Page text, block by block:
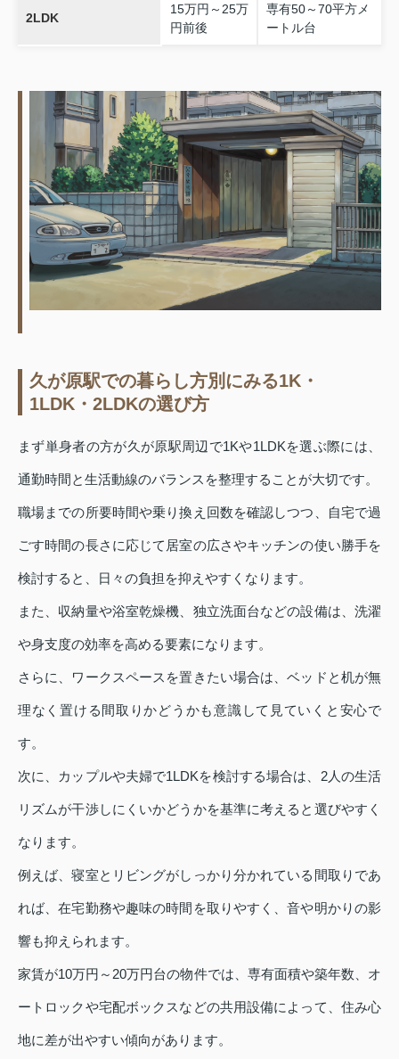
2LDK
15万円～25万
円前後
専有50～70平方メ
ートル台
久が原駅での暮らし方別にみる1K・
1LDK・2LDKの選び方
まず単身者の方が久が原駅周辺で1Kや1LDKを選ぶ際には、
通勤時間と生活動線のバランスを整理することが大切です。
職場までの所要時間や乗り換え回数を確認しつつ、自宅で過
ごす時間の長さに応じて居室の広さやキッチンの使い勝手を
検討すると、日々の負担を抑えやすくなります。
また、収納量や浴室乾燥機、独立洗面台などの設備は、洗濯
や身支度の効率を高める要素になります。
さらに、ワークスペースを置きたい場合は、ベッドと机が無
理なく置ける間取りかどうかも意識して見ていくと安心で
す。
次に、カップルや夫婦で1LDKを検討する場合は、2人の生活
リズムが干渉しにくいかどうかを基準に考えると選びやすく
なります。
例えば、寝室とリビングがしっかり分かれている間取りであ
れば、在宅勤務や趣味の時間を取りやすく、音や明かりの影
響も抑えられます。
家賃が10万円～20万円台の物件では、専有面積や築年数、オ
ートロックや宅配ボックスなどの共用設備によって、住み心
地に差が出やすい傾向があります。